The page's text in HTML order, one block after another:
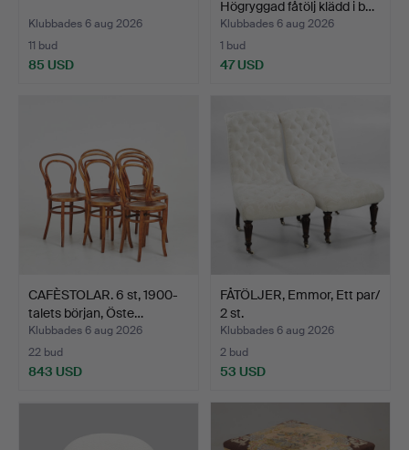
Klubbades 6 aug 2026
11 bud
85 USD
Högryggad fåtölj klädd i b…
Klubbades 6 aug 2026
1 bud
47 USD
CAFÈSTOLAR. 6 st, 1900-
talets början, Öste…
Klubbades 6 aug 2026
22 bud
843 USD
FÅTÖLJER, Emmor, Ett par/
2 st.
Klubbades 6 aug 2026
2 bud
53 USD